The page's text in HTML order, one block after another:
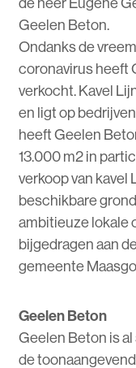
Geelen Beton.
Ondanks de
coronavirus heeft
verkocht. Kavel
en ligt op
heeft Geelen
13.000 m2 in
verkoop van kavel
beschikbare
ambitieuze lokale
bijgedragen aan
gemeente
Geelen Beton
Geelen Beton is
de